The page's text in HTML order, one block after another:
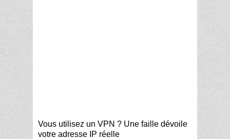
Vous utilisez un VPN ? Une faille dévoile
votre adresse IP réelle